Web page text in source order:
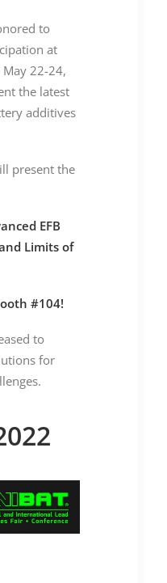
to
at
22-24,
the latest
additives
present the
EFB
Limits of
#104!
to
for